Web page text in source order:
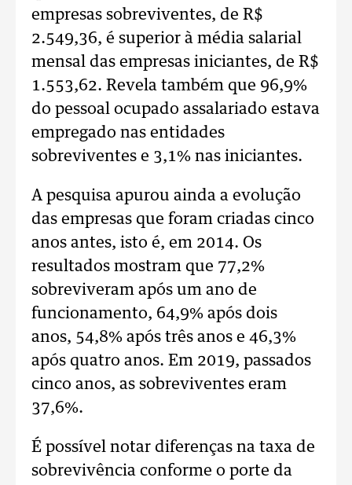
empresas sobreviventes, de R$
2.549,36, é superior à média salarial
mensal das empresas iniciantes, de R$
1.553,62. Revela também que 96,9%
do pessoal ocupado assalariado estava
empregado nas entidades
sobreviventes e 3,1% nas iniciantes.
A pesquisa apurou ainda a evolução
das empresas que foram criadas cinco
anos antes, isto é, em 2014. Os
resultados mostram que 77,2%
sobreviveram após um ano de
funcionamento, 64,9% após dois
anos, 54,8% após três anos e 46,3%
após quatro anos. Em 2019, passados
cinco anos, as sobreviventes eram
37,6%.
É possível notar diferenças na taxa de
sobrevivência conforme o porte da